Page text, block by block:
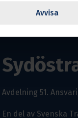
Avvisa
Avdelning 51.
En del av Svenska